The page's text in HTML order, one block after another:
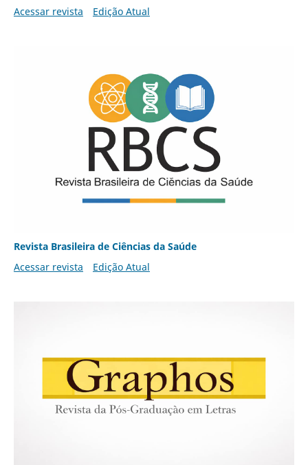
Acessar revista
Edição Atual
Revista Brasileira de Ciências da Saúde
Acessar revista
Edição Atual